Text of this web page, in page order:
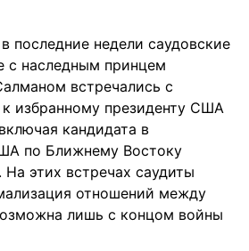
последние недели саудовские
с наследным принцем
встречались с
избранному президенту США
кандидата в
по Ближнему Востоку
этих встречах саудиты
отношений между
лишь с концом войны